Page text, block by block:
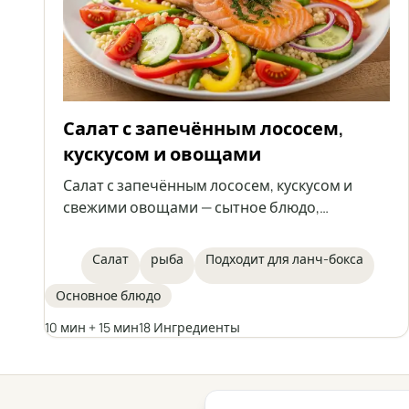
Салат с запечённым лососем,
кускусом и овощами
Салат с запечённым лососем, кускусом и
свежими овощами — сытное блюдо,
в качестве еды на работу. Сочетание сочного
лосося с ароматным маринадом, овощами и
лимонно-оливковой заправкой создаёт
Салат рыба Подходит для ланч-бокса
Основное блюдо
10 мин + 15 мин18 Ингредиенты